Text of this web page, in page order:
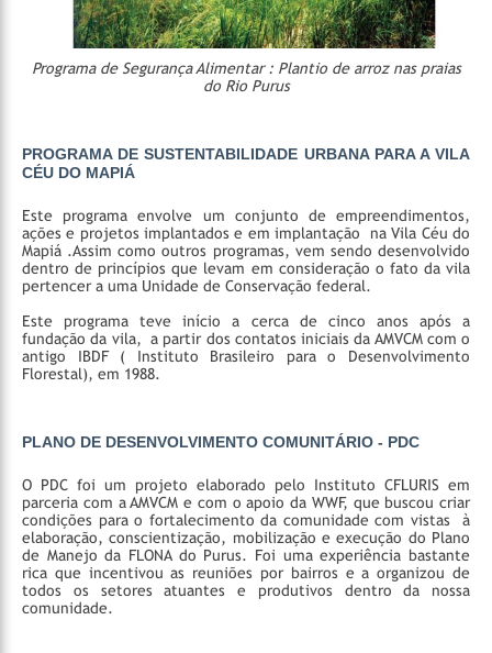
Programa de Segurança Alimentar : Plantio de arroz nas praias
do Rio Purus
PROGRAMA DE SUSTENTABILIDADE URBANA PARA A VILA
CÉU DO MAPIÁ
Este programa envolve um conjunto de empreendimentos,
ações e projetos implantados e em implantação na Vila Céu do
Mapiá .Assim como outros programas, vem sendo desenvolvido
dentro de princípios que levam em consideração o fato da vila
pertencer a uma Unidade de Conservação federal.
Este programa teve início a cerca de cinco anos após a
fundação da vila, a partir dos contatos iniciais da AMVCM com o
antigo IBDF ( Instituto Brasileiro para o Desenvolvimento
Florestal), em 1988.
PLANO DE DESENVOLVIMENTO COMUNITÁRIO - PDC
O PDC foi um projeto elaborado pelo Instituto CFLURIS em
parceria com a AMVCM e com o apoio da WWF, que buscou criar
condições para o fortalecimento da comunidade com vistas à
elaboração, conscientização, mobilização e execução do Plano
de Manejo da FLONA do Purus. Foi uma experiência bastante
rica que incentivou as reuniões por bairros e a organizou de
todos os setores atuantes e produtivos dentro da nossa
comunidade.